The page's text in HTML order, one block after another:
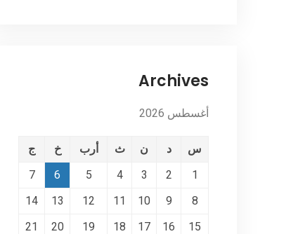
Archives
أغسطس 2026
س د ن ث أرب خ
ج
1
2
3
4
5
6
7
8
9
10
11
12
13
14
15
16
17
18
19
20
21